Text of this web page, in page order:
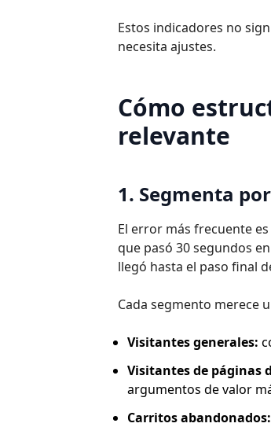
Estos indicadores no
necesita ajustes.
Cómo
relevante
1. Segmenta
El error más frecuente
que pasó 30 segundos
llegó hasta el paso final
Cada segmento merece
Visitantes generales:
Visitantes de páginas
argumentos de valor
Carritos abandonados: